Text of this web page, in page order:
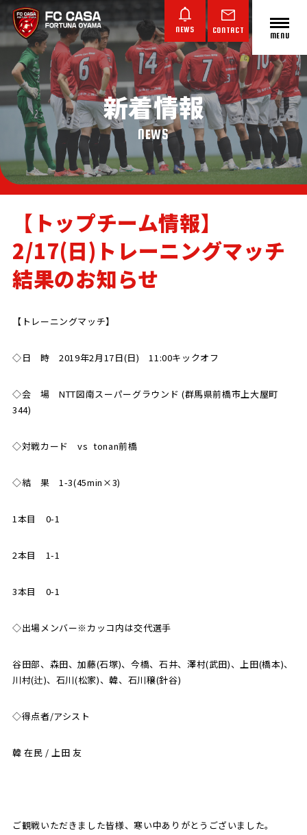
NEWS CONTACT
ABOUT FC CASA
クラブ概要
TOP TEAM
トップチーム
JUNIOR YOUTH
ジュニアユース
JUNIOR
ジュニア
スクール CPサッカー
ACADEMY
パートナー
GOODS
NEWS
MENU
新着情報
NEWS
【トップチーム情報】
2/17(日)トレーニングマッチ
結果のお知らせ
【トレーニングマッチ】
◇日 時 2019年2月17日(日) 11:00キックオフ
◇会 場 NTT図南スーパーグラウンド (群馬県前橋市上大屋町
344)
◇対戦カード vs tonan前橋
◇結 果 1-3(45min×3)
1本目 0-1
2本目 1-1
3本目 0-1
◇出場メンバー※カッコ内は交代選手
谷田部、森田、加藤(石塚)、今橋、石井、澤村(武田)、上田(橋本)、
川村(辻)、石川(松家)、韓、石川穣(針谷)
◇得点者/アシスト
韓 在民 / 上田 友
ご観戦いただきました皆様、寒い中ありがとうございました。